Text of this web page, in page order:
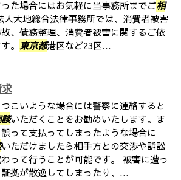
た場合にはお気軽に当事務所までご相
人大地総合法律事務所では、消費者被害
、債務整理、消費者被害に関するご依
。 東京都港区など23区...
こいような場合には警察に連絡すると
いただくことをお勧めいたします。ま
って支払ってしまったような場合に
いただけましたら相手方との交渉や訴訟
って行うことが可能です。 被害に遭っ
拠が散逸してしまったり、...